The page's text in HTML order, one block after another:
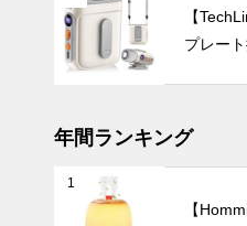
おすすめ折り
たたみ傘ベス
インテリア小物
花とアートを
楽しむ暮ら
【
プレー
年間ランキング
1
【